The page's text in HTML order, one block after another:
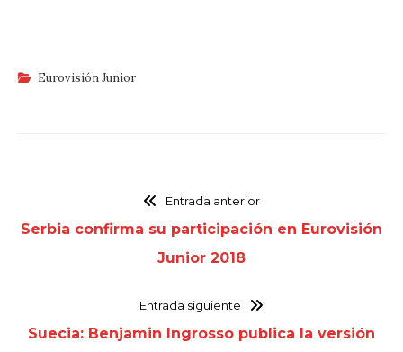
Eurovisión Junior
Entrada anterior
Serbia confirma su participación en Eurovisión
Junior 2018
Entrada siguiente
Suecia: Benjamin Ingrosso publica la versión